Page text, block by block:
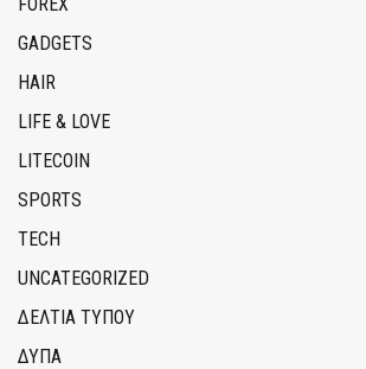
GADGETS
HAIR
LIFE & LOVE
LITECOIN
SPORTS
TECH
UNCATEGORIZED
ΔΕΛΤΙΑ ΤΥΠΟΥ
ΔΥΠΑ